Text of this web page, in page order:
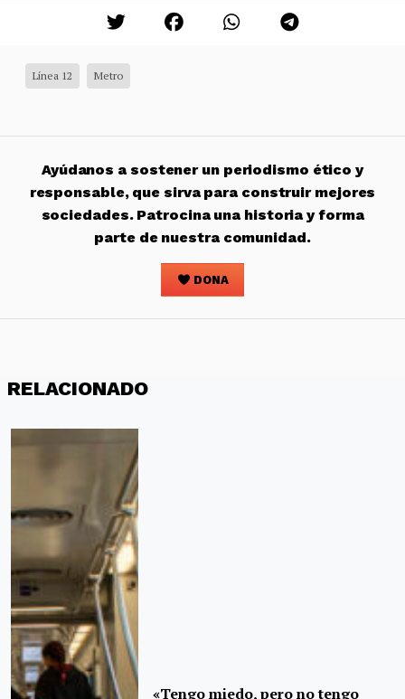
Línea 12 Metro
Ayúdanos a sostener un periodismo ético y
responsable, que sirva para construir mejores
sociedades. Patrocina una historia y forma
parte de nuestra comunidad.
DONA
RELACIONADO
«Tengo miedo, pero no tengo